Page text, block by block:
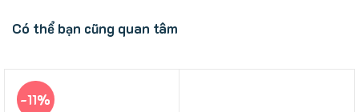
Có thể bạn cũng quan tâm
-11%